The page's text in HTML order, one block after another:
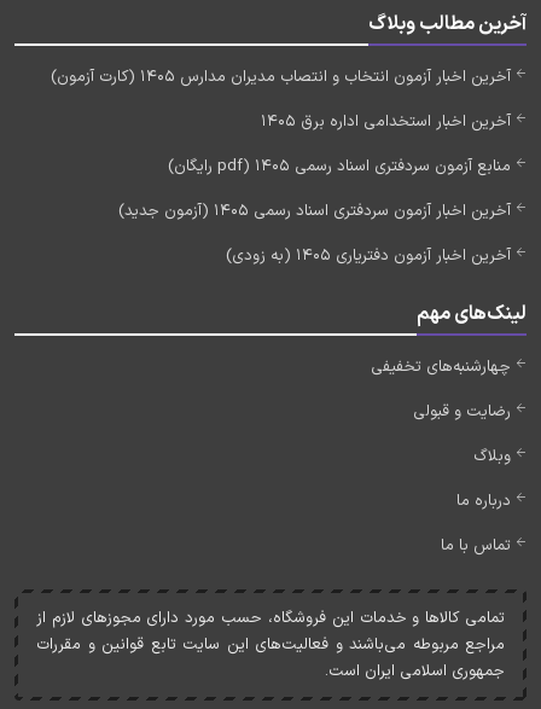
آخرین مطالب وبلاگ
آخرین اخبار آزمون انتخاب و انتصاب مدیران مدارس 1405 (کارت آزمون)
آخرین اخبار استخدامی اداره برق 1405
منابع آزمون سردفتری اسناد رسمی 1405 (pdf رایگان)
آخرین اخبار آزمون سردفتری اسناد رسمی 1405 (آزمون جدید)
آخرین اخبار آزمون دفتریاری 1405 (به زودی)
لینک‌های مهم
چهارشنبه‌های تخفیفی
رضایت و قبولی
وبلاگ
درباره ما
تماس با ما
تمامی کالاها و خدمات اين فروشگاه، حسب مورد دارای مجوزهای لازم از
مراجع مربوطه می‌باشند و فعاليت‌های اين سايت تابع قوانين و مقررات
جمهوری اسلامی ايران است.